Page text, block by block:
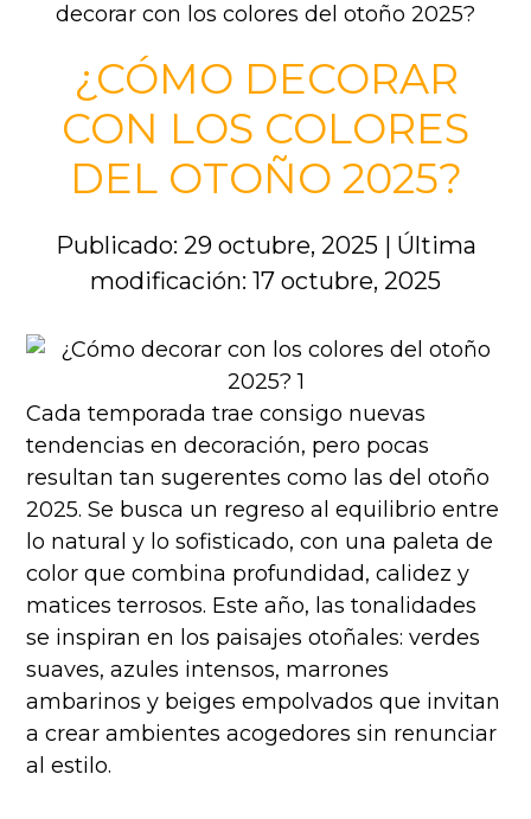
decorar con los colores del otoño 2025?
¿CÓMO DECORAR
CON LOS COLORES
DEL OTOÑO 2025?
Publicado: 29 octubre, 2025| Última
modificación: 17 octubre, 2025
Cada temporada trae consigo nuevas
tendencias en decoración, pero pocas
resultan tan sugerentes como las del otoño
2025. Se busca un regreso al equilibrio entre
lo natural y lo sofisticado, con una paleta de
color que combina profundidad, calidez y
matices terrosos. Este año, las tonalidades
se inspiran en los paisajes otoñales: verdes
suaves, azules intensos, marrones
ambarinos y beiges empolvados que invitan
a crear ambientes acogedores sin renunciar
al estilo.